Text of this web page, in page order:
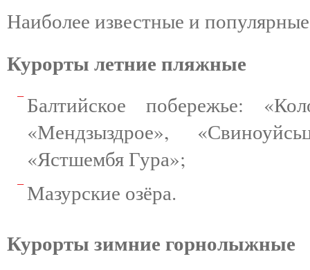
Наиболее известные и
Курорты летние пляжные
Балтийское побережье:
«Мендзыздрое»,
«Ястшембя Гура»;
Мазурские озёра.
Курорты зимние горнолыжные